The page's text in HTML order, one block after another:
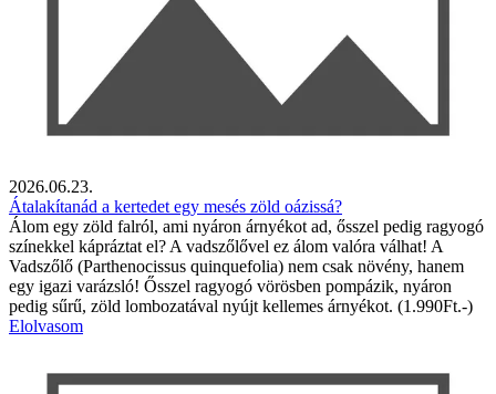
2026.06.23.
Átalakítanád a kertedet egy mesés zöld oázissá?
Álom egy zöld falról, ami nyáron árnyékot ad, ősszel pedig ragyogó
színekkel kápráztat el? A vadszőlővel ez álom valóra válhat! A
Vadszőlő (Parthenocissus quinquefolia) nem csak növény, hanem
egy igazi varázsló! Ősszel ragyogó vörösben pompázik, nyáron
pedig sűrű, zöld lombozatával nyújt kellemes árnyékot. (1.990Ft.-)
Elolvasom